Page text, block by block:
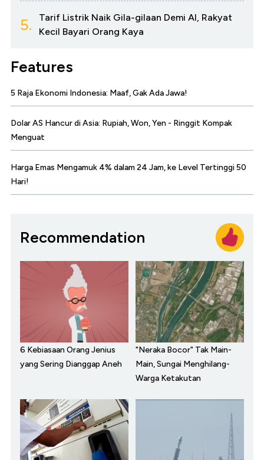
5.
Tarif Listrik Naik Gila-gilaan Demi AI, Rakyat
Kecil Bayari Orang Kaya
Features
5 Raja Ekonomi Indonesia: Maaf, Gak Ada Jawa!
Dolar AS Hancur di Asia: Rupiah, Won, Yen - Ringgit Kompak
Menguat
Harga Emas Mengamuk 4% dalam 24 Jam, ke Level Tertinggi 50
Hari!
Recommendation
6 Kebiasaan Orang Jenius
yang Sering Dianggap Aneh
"Neraka Bocor" Tak Main-
Main, Sungai Menghilang-
Warga Ketakutan